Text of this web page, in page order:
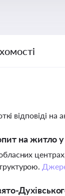
відповіді на
на житло у